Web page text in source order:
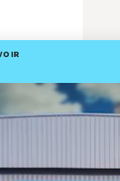
Service